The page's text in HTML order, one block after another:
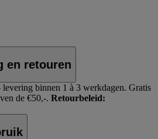
en retouren
levering binnen 1 à 3 werkdagen. Gratis
de €50,-. Retourbeleid: